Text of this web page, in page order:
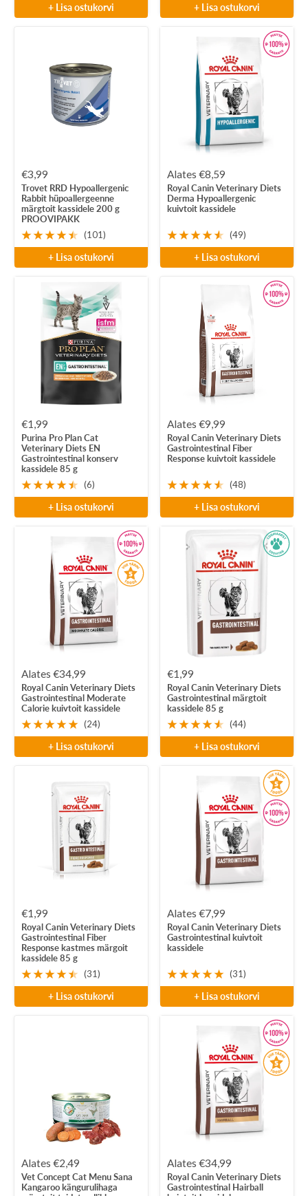
+ Lisa ostukorvi + Lisa ostukorvi
Soodushind
€3,99
Trovet RRD Hypoallergenic
Rabbit hüpoallergeenne
märgtoit kassidele 200 g
PROOVIPAKK
(101)
+ Lisa ostukorvi
Soodushind
Alates €8,59
Royal Canin Veterinary Diets
Derma Hypoallergenic
kuivtoit kassidele
(49)
+ Lisa ostukorvi
Soodushind
€1,99
Purina Pro Plan Cat
Veterinary Diets EN
Gastrointestinal konserv
kassidele 85 g
(6)
+ Lisa ostukorvi
Soodushind
Alates €9,99
Royal Canin Veterinary Diets
Gastrointestinal Fiber
Response kuivtoit kassidele
(48)
+ Lisa ostukorvi
Soodushind
Alates €34,99
Royal Canin Veterinary Diets
Gastrointestinal Moderate
Calorie kuivtoit kassidele
(24)
+ Lisa ostukorvi
Soodushind
€1,99
Royal Canin Veterinary Diets
Gastrointestinal märgtoit
kassidele 85 g
(44)
+ Lisa ostukorvi
Soodushind
€1,99
Royal Canin Veterinary Diets
Gastrointestinal Fiber
Response kastmes märgoit
kassidele 85 g
(31)
+ Lisa ostukorvi
Soodushind
Alates €7,99
Royal Canin Veterinary Diets
Gastrointestinal kuivtoit
kassidele
(31)
+ Lisa ostukorvi
Soodushind
Alates €2,49
Vet Concept Cat Menu Sana
Kangaroo kängurulihaga
Soodushind
Alates €34,99
Royal Canin Veterinary Diets
Gastrointestinal Hairball